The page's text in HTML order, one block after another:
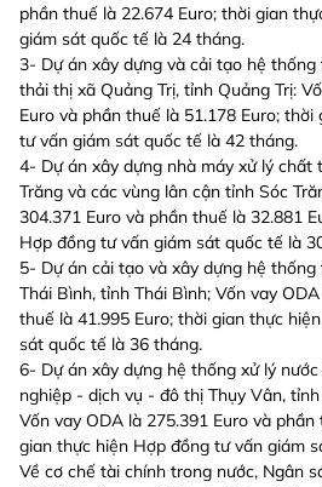
phần thuế là 22.674 Euro; thời gian
giám sát quốc tế là 24 tháng.
3- Dự án xây dựng và cải tạo hệ
thải thị xã Quảng Trị, tỉnh Quảng Trị:
Euro và phần thuế là 51.178 Euro;
tư vấn giám sát quốc tế là 42 tháng.
4- Dự án xây dựng nhà máy xử lý chất
Trăng và các vùng lân cận tỉnh Sóc
304.371 Euro và phần thuế là 32.881
Hợp đồng tư vấn giám sát quốc tế là
5- Dự án cải tạo và xây dựng hệ
Thái Bình, tỉnh Thái Bình; Vốn vay
thuế là 41.995 Euro; thời gian thực
sát quốc tế là 36 tháng.
6- Dự án xây dựng hệ thống xử lý
nghiệp - dịch vụ - đô thị Thụy Vân,
Vốn vay ODA là 275.391 Euro và
gian thực hiện Hợp đồng tư vấn giám
Về cơ chế tài chính trong nước, Ngân